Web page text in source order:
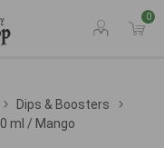
0
Dips & Boosters
ml / Mango